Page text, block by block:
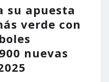
su apuesta
verde con
nuevas